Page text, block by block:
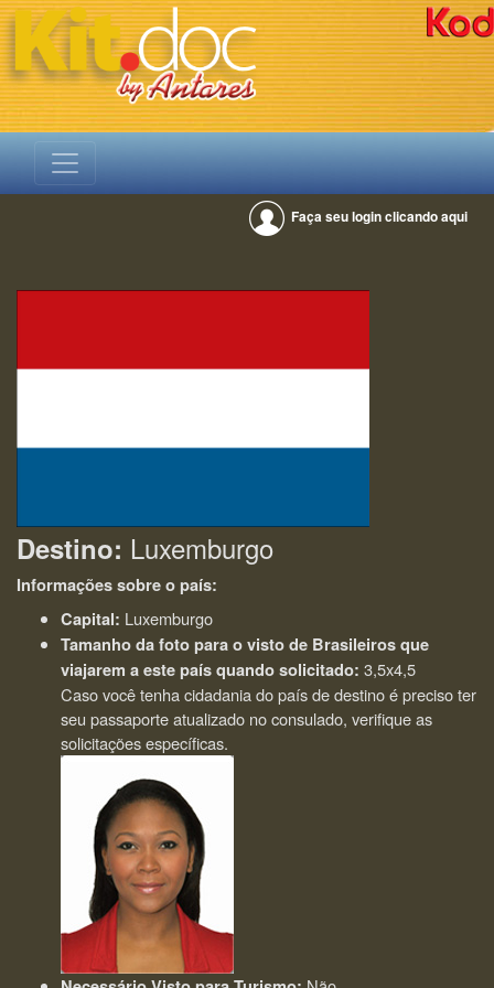
Faça seu login clicando aqui
Destino: Luxemburgo
Informações sobre o país:
Capital: Luxemburgo
Tamanho da foto para o visto de Brasileiros que
viajarem a este país quando solicitado: 3,5x4,5
Caso você tenha cidadania do país de destino é preciso ter
seu passaporte atualizado no consulado, verifique as
solicitações específicas.